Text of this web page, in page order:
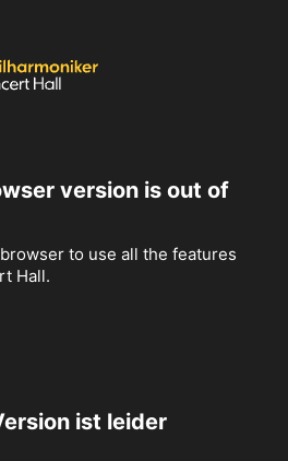
version is out of
to use all the features
Hall.
ist leider